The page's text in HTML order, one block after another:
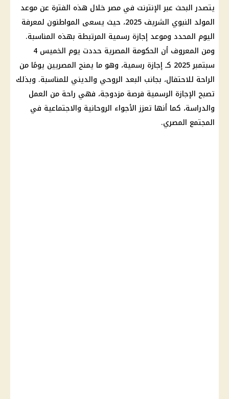
يتصدر البحث عبر الإنترنت في مصر خلال هذه الفترة عن موعد
المولد النبوي الشريف 2025، حيث يسعى المواطنون لمعرفة
اليوم المحدد وموعد إجازة رسمية المرتبطة بهذه المناسبة.
ومن المعروف أن الحكومة المصرية حددت يوم الخميس 4
سبتمبر 2025 كـ إجازة رسمية، وهو ما يمنح المصريين يومًا من
الراحة للاحتفال، بجانب البعد الروحي والديني للمناسبة. وبذلك
تصبح الإجازة الرسمية فرصة مزدوجة، فهي راحة من العمل
والدراسة، كما أنها تعزز الأجواء الروحانية والاجتماعية في
المجتمع المصري.